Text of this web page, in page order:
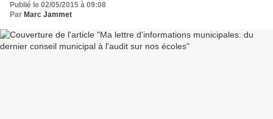
Publié le 02/05/2015 à 09:08
Par Marc Jammet